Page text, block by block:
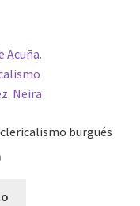
burgués